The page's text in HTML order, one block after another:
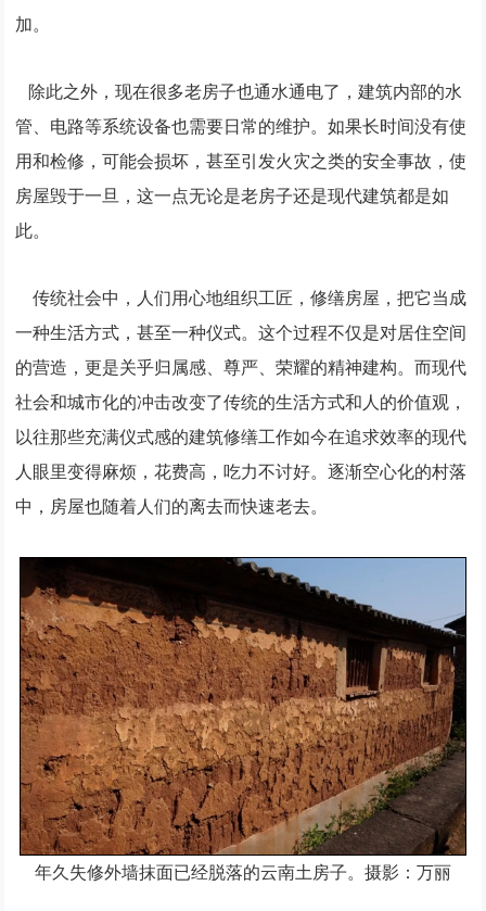
加。
除此之外，现在很多老房子也通水通电了，建筑内部的水
管、电路等系统设备也需要日常的维护。如果长时间没有使
用和检修，可能会损坏，甚至引发火灾之类的安全事故，使
房屋毁于一旦，这一点无论是老房子还是现代建筑都是如
此。
传统社会中，人们用心地组织工匠，修缮房屋，把它当成
一种生活方式，甚至一种仪式。这个过程不仅是对居住空间
的营造，更是关乎归属感、尊严、荣耀的精神建构。而现代
社会和城市化的冲击改变了传统的生活方式和人的价值观，
以往那些充满仪式感的建筑修缮工作如今在追求效率的现代
人眼里变得麻烦，花费高，吃力不讨好。逐渐空心化的村落
中，房屋也随着人们的离去而快速老去。
年久失修外墙抹面已经脱落的云南土房子。摄影：万丽